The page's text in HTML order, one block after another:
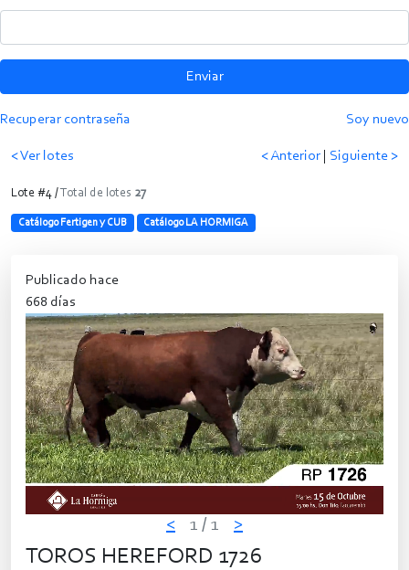
Enviar
Recuperar contraseña Soy nuevo
< Ver lotes < Anterior Siguiente >
Lote #4 /Total de lotes 27
Catálogo Fertigen y CUB Catálogo LA HORMIGA
Publicado hace
668 días
< 1 / 1 >
TOROS HEREFORD 1726